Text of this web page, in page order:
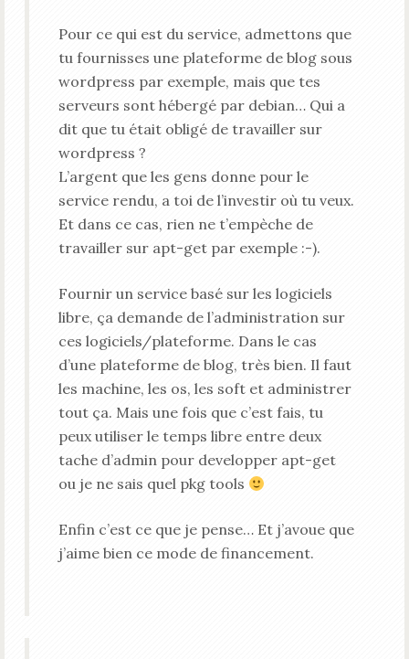
Pour ce qui est du service, admettons que
tu fournisses une plateforme de blog sous
wordpress par exemple, mais que tes
serveurs sont hébergé par debian… Qui a
dit que tu était obligé de travailler sur
wordpress ?
L’argent que les gens donne pour le
service rendu, a toi de l’investir où tu veux.
Et dans ce cas, rien ne t’empèche de
travailler sur apt-get par exemple :-).
Fournir un service basé sur les logiciels
libre, ça demande de l’administration sur
ces logiciels/plateforme. Dans le cas
d’une plateforme de blog, très bien. Il faut
les machine, les os, les soft et administrer
tout ça. Mais une fois que c’est fais, tu
peux utiliser le temps libre entre deux
tache d’admin pour developper apt-get
ou je ne sais quel pkg tools
Enfin c’est ce que je pense… Et j’avoue que
j’aime bien ce mode de financement.